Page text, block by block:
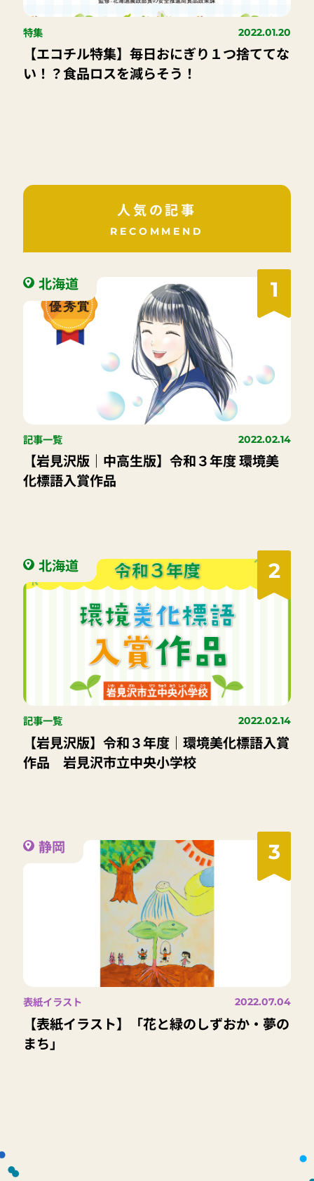
特集 2022.01.20
【エコチル特集】毎日おにぎり１つ捨ててな
い！？食品ロスを減らそう！
人気の記事
RECOMMEND
1
北海道
記事一覧 2022.02.14
【岩見沢版｜中高生版】令和３年度 環境美
化標語入賞作品
2
北海道
記事一覧 2022.02.14
【岩見沢版】令和３年度｜環境美化標語入賞
作品 岩見沢市立中央小学校
3
静岡
表紙イラスト 2022.07.04
【表紙イラスト】「花と緑のしずおか・夢の
まち」